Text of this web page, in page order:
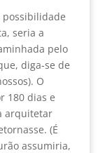
possibilidade
seria a
pelo
diga-se de
O
180 dias e
arquitetar
(É
assumiria,